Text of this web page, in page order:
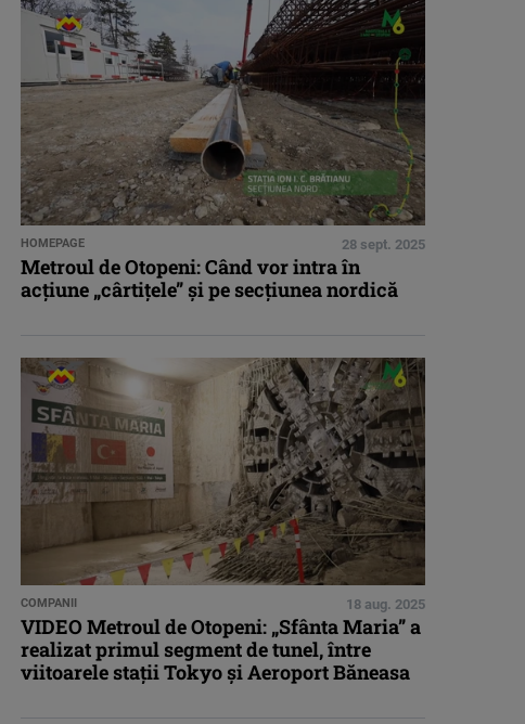
HOMEPAGE 28 sept. 2025
Metroul de Otopeni: Când vor intra în
acțiune „cârtițele” și pe secțiunea nordică
COMPANII 18 aug. 2025
VIDEO Metroul de Otopeni: „Sfânta Maria” a
realizat primul segment de tunel, între
viitoarele stații Tokyo și Aeroport Băneasa